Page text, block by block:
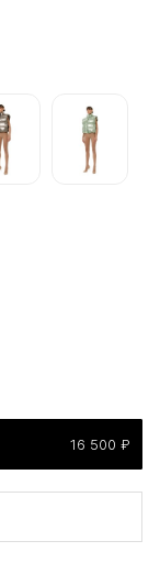
16 500 ₽